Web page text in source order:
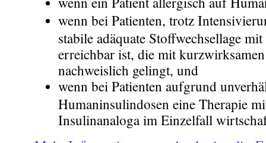
wenn bei Patienten, trotz
stabile adäquate Stoffwechsellage
erreichbar ist, die mit
nachweislich gelingt, und
wenn bei Patienten aufgrund
Humaninsulindosen eine Therapie
Insulinanaloga im Einzelfall